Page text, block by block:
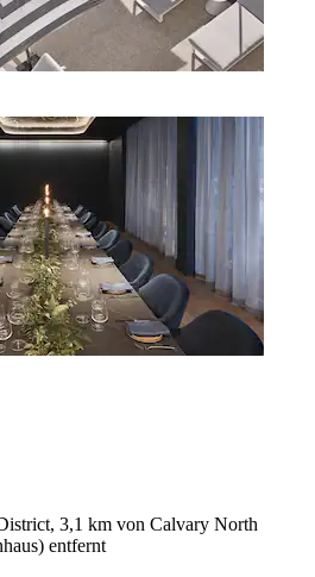
3,1 km von Calvary North
entfernt